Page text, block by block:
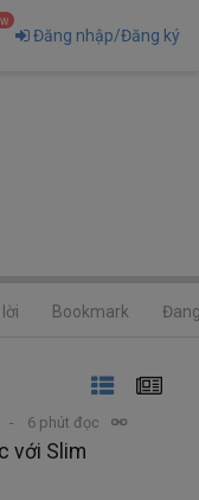
Đăng nhập/Đăng ký
Bookmark
6 phút đọc
với Slim